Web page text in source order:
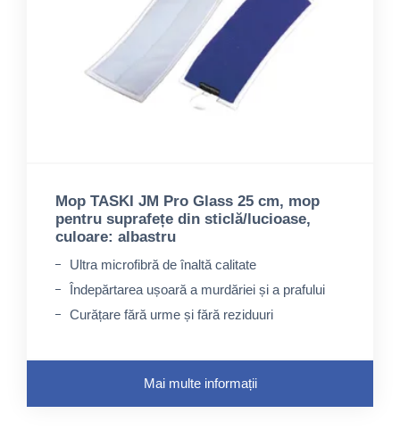
Mop TASKI JM Pro Glass 25 cm, mop
pentru suprafețe din sticlă/lucioase,
culoare: albastru
Ultra microfibră de înaltă calitate
Îndepărtarea ușoară a murdăriei și a prafului
Curățare fără urme și fără reziduuri
Mai multe informații